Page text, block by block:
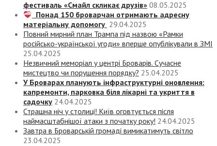
фестиваль «Смайл скликає друзів» 08.05.2025
Понад 150 броварчан отримають адресну
матеріальну допомогу 29.04.2025
Повний мирний план Трампа під назвою «‎Рамки
російсько-української угоди» вперше опублікували в ЗМІ
25.04.2025
Незвичний меморіал у центрі Броварів. Сучасне
мистецтво чи порушення порядку? 25.04.2025
У Броварах планують інфраструктурні оновлення:
капремонти, парковка біля лікарні та укриття в
садочку 24.04.2025
Страшна ніч у столиці! Київ оговтується після
наймасштабнішої атаки з початку року! 24.04.2025
Завтра в Броварській громаді вимикатимуть світло
23.04.2025